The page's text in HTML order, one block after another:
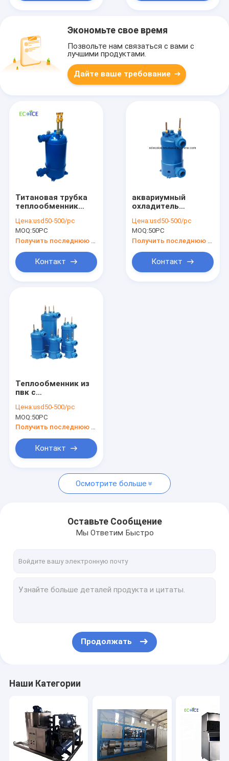
Главная страница
Продукция
О Компании
контроль качества
контактные данные
Машина льда хлопь делая
Алюминиевая тарелка и корзина для замораживания
Замораживатель взрыва
Экономьте свое время
Позвольте нам связаться с вами с
лучшими продуктами.
Дайте ваше требование
Титановая трубка
теплообменник
теплообменник
морепродукты
машина испаритель
морской воды
Цена:usd50-500/pc
MOQ:50PC
Контакт
аквариумный
охладитель
титановый
теплообменник
Цена:usd50-500/pc
MOQ:50PC
Контакт
Теплообменник из
пвк с
титановой трубой
для теплового
насоса бассейна
Цена:usd50-500/pc
MOQ:50PC
Получить последнюю цену
Контакт
Осмотрите больше
Оставьте Сообщение
Мы Ответим Быстро
Продолжать
Наши Категории